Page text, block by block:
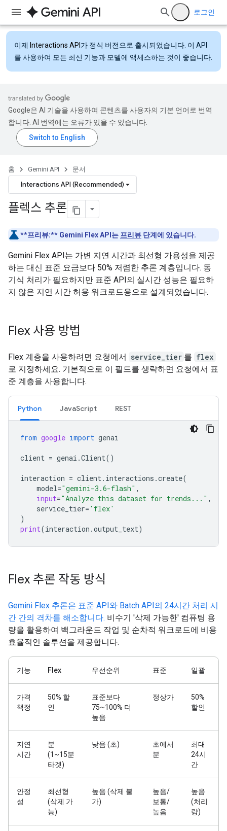
로그인
이제 Interactions API 가 정식 버전으로 출시되었습니다. 이 API
를 사용하여 모든 최신 기능과 모델에 액세스하는 것이 좋습니다.
Google은 AI 기술을 사용하여 콘텐츠를 사용자의 기본 언어로 번역
합니다. AI 번역에는 오류가 있을 수 있습니다.
홈 Gemini API 문서
Interactions API (Recommended)
플렉스 추론
**프리뷰:** Gemini Flex API는 프리뷰 단계에 있습니다.
Gemini Flex API는 가변 지연 시간과 최선형 가용성을 제공
하는 대신 표준 요금보다 50% 저렴한 추론 계층입니다. 동
기식 처리가 필요하지만 표준 API의 실시간 성능은 필요하
지 않은 지연 시간 허용 워크로드용으로 설계되었습니다.
Flex 사용 방법
Flex 계층을 사용하려면 요청에서 service_tier 를 flex
로 지정하세요. 기본적으로 이 필드를 생략하면 요청에서 표
준 계층을 사용합니다.
Python JavaScript REST
from google import genai
client = genai .Client()
interaction = client. interactions .create(
model="gemini-3.6-flash" ,
input="Analyze this dataset for trends..." ,
service_tier= 'flex'
)
print(interaction .output_text)
Flex 추론 작동 방식
Gemini Flex 추론은 표준 API와 Batch API의 24시간 처리 시
간 간의 격차를 해소합니다. 비수기 '삭제 가능한' 컴퓨팅 용
량을 활용하여 백그라운드 작업 및 순차적 워크로드에 비용
효율적인 솔루션을 제공합니다.
기능 Flex 우선순위 표준 일괄
가격
책정
50% 할
인
표준보다
75~100% 더
높음
정상가
50%
할인
지연
시간
분
(1~15분
타겟)
낮음 (초)
초에서
분
최대
24시
간
안정
성
최선형
(삭제 가
능)
높음 (삭제 불
가)
높음/
보통/
높음
높음
(처리
량)